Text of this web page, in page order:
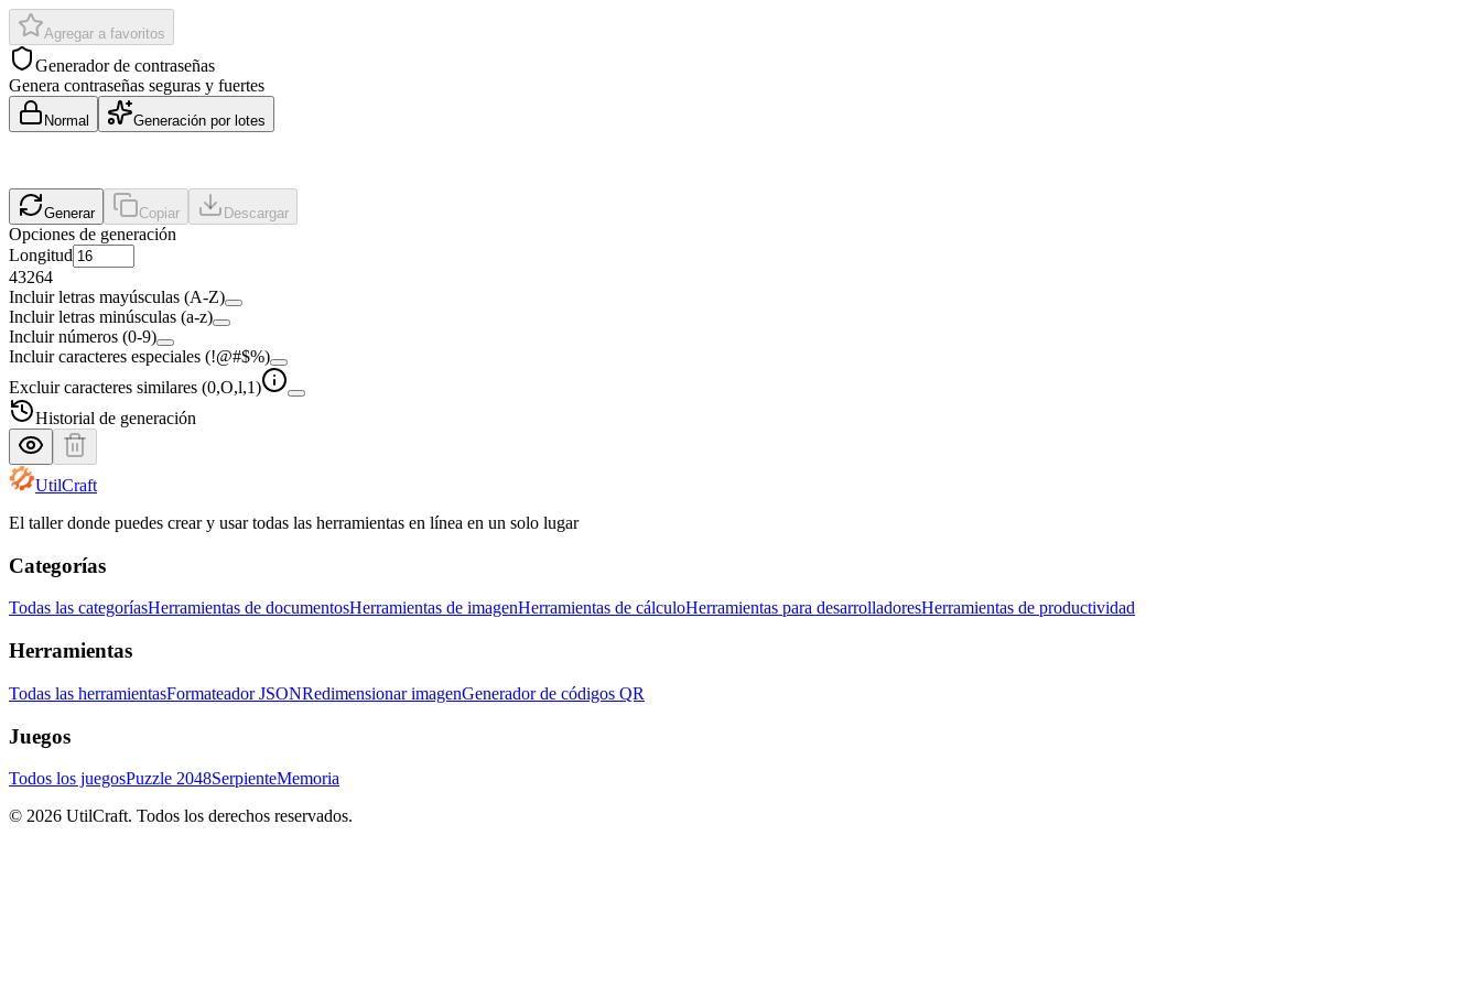
Agregar a favoritos
Generador de contraseñas
Genera contraseñas seguras y fuertes
Normal Generación por lotes
Generar Copiar Descargar
Opciones de generación
Longitud
43264
Incluir letras mayúsculas (A-Z)
Incluir letras minúsculas (a-z)
Incluir números (0-9)
Incluir caracteres especiales (!@#$%)
Excluir caracteres similares (0,O,l,1)
Historial de generación
UtilCraft
El taller donde puedes crear y usar todas las herramientas en línea en un solo lugar
Categorías
Todas las categoríasHerramientas de documentosHerramientas de imagenHerramientas de cálculoHerramientas para desarrolladoresHerramientas de productividad
Herramientas
Todas las herramientasFormateador JSONRedimensionar imagenGenerador de códigos QR
Juegos
Todos los juegosPuzzle 2048SerpienteMemoria
© 2026 UtilCraft. Todos los derechos reservados.